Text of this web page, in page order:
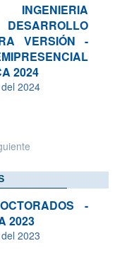
VERSIÓN -
2024
2024
-
2023
2023